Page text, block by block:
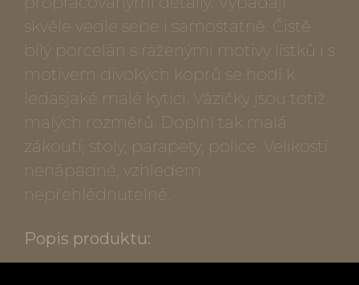
skvěle vedle sebe i samostatně. Čistě
bílý porcelán s raženými motivy lístků i s
motivem divokých koprů se hodí k
ledasjaké malé kytici. Vázičky jsou totiž
malých rozměrů. Doplní tak malá
zákoutí, stoly, parapety, police. Velikostí
nenápadné, vzhledem
nepřehlédnutelné.
Popis produktu: